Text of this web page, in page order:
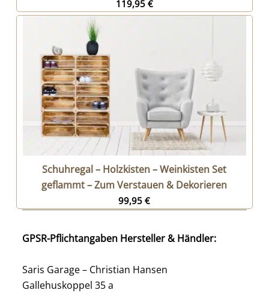
119,95 €
Schuhregal – Holzkisten – Weinkisten Set
geflammt – Zum Verstauen & Dekorieren
99,95€
GPSR-Pflichtangaben Hersteller & Händler:
Saris Garage – Christian Hansen
Gallehuskoppel 35 a